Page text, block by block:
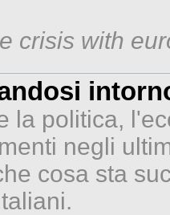
crisis with
la politica,
negli
cosa sta